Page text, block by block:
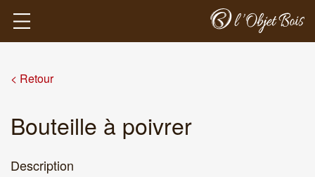
< Retour
Bouteille à poivrer
Description